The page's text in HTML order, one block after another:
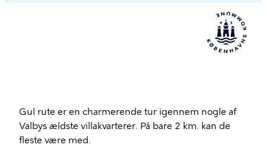
Gul rute er en charmerende tur igennem nogle af
Valbys ældste villakvarterer. På bare 2 km. kan de
fleste være med.